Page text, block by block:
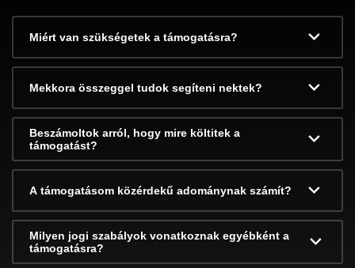
Miért van szükségetek a támogatásra?
Mekkora összeggel tudok segíteni nektek?
Beszámoltok arról, hogy mire költitek a
támogatást?
A támogatásom közérdekű adománynak számít?
Milyen jogi szabályok vonatkoznak egyébként a
támogatásra?